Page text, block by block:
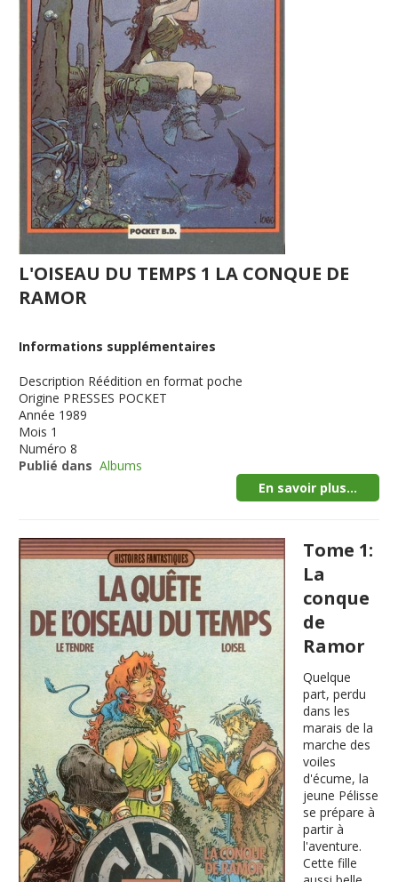
L'OISEAU DU TEMPS 1 LA CONQUE DE
RAMOR
Informations supplémentaires
Description Réédition en format poche
Origine PRESSES POCKET
Année 1989
Mois 1
Numéro 8
Publié dans Albums
En savoir plus...
Tome 1:
La
conque
de
Ramor
Quelque
part, perdu
dans les
marais de la
marche des
voiles
d'écume, la
jeune Pélisse
se prépare à
partir à
l'aventure.
Cette fille